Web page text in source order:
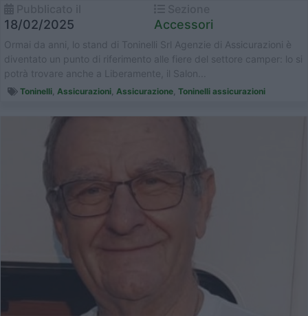
18/02/2025 Accessori
Ormai da anni, lo stand di Toninelli Srl Agenzie di Assicurazioni è
diventato un punto di riferimento alle fiere del settore camper: lo si
potrà trovare anche a Liberamente, il Salon...
Toninelli, Assicurazioni, Assicurazione, Toninelli assicurazioni